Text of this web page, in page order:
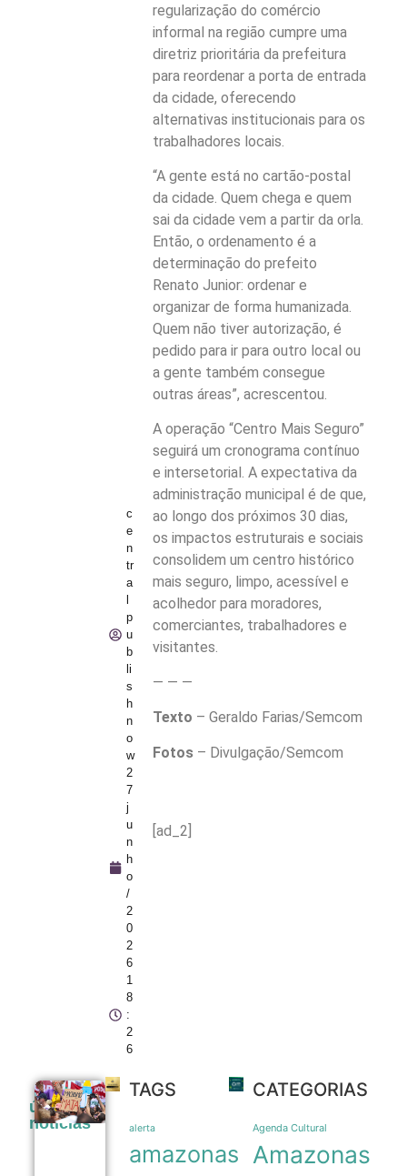
c
e
n
tr
a
p
u
b
li
s
h
n
o
w
2
7
j
u
n
h
o
/
2
0
2
6
1
8
:
2
6
regularização do comércio
informal na região cumpre uma
diretriz prioritária da prefeitura
para reordenar a porta de entrada
da cidade, oferecendo
alternativas institucionais para os
trabalhadores locais.
“A gente está no cartão-postal
da cidade. Quem chega e quem
sai da cidade vem a partir da orla.
Então, o ordenamento é a
determinação do prefeito
Renato Junior: ordenar e
organizar de forma humanizada.
Quem não tiver autorização, é
pedido para ir para outro local ou
a gente também consegue
outras áreas”, acrescentou.
A operação “Centro Mais Seguro”
seguirá um cronograma contínuo
e intersetorial. A expectativa da
administração municipal é de que,
ao longo dos próximos 30 dias,
os impactos estruturais e sociais
consolidem um centro histórico
mais seguro, limpo, acessível e
acolhedor para moradores,
comerciantes, trabalhadores e
visitantes.
— — —
Texto – Geraldo Farias/Semcom
Fotos– Divulgação/Semcom
[ad_2]
últimas
noticias
Sobrecarga
dependência
mulheres em
TAGS
alerta
amazonas
CATEGORIAS
Agenda Cultural
Amazonas